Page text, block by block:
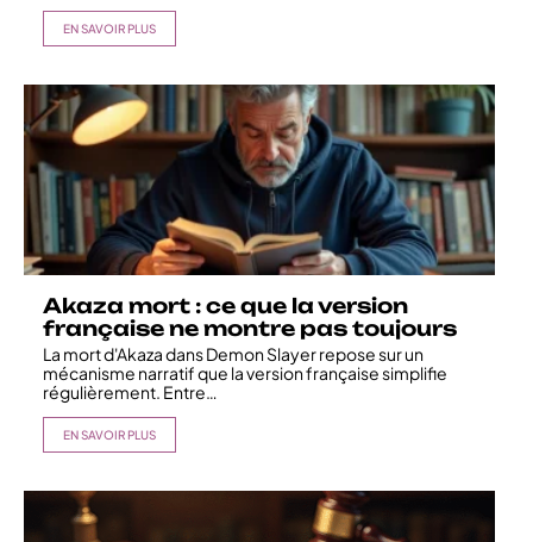
EN SAVOIR PLUS
Akaza mort : ce que la version
française ne montre pas toujours
La mort d'Akaza dans Demon Slayer repose sur un
mécanisme narratif que la version française simplifie
régulièrement. Entre…
EN SAVOIR PLUS